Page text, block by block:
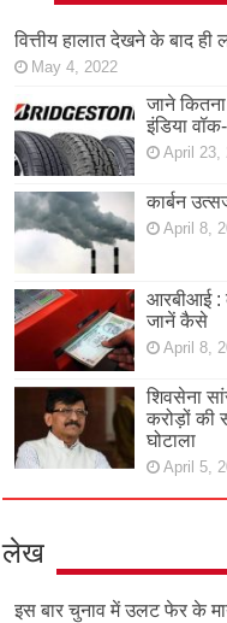
वित्तीय हालात देखने के बाद
May 4, 2022
जाने
इंडिया
April 23,
कार्बन
April 8,
आरबीआई :
जानें कैसे
April 8,
शिवसेना
करोड़ों की
घोटाला
April 5,
लेख
इस बार चुनाव में उलट फेर के